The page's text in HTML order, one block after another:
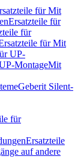
für Mit
Ersatzteile für
für
für Mit
UP-
MontageMit
Geberit Silent-
für
Ersatzteile
auf andere